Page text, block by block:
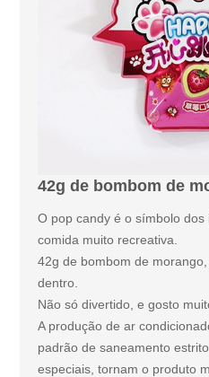
42g de bombom de
O pop candy é o símbolo dos
comida muito recreativa.
42g de bombom de
dentro.
Não só divertido, e gosto
A produção de ar
padrão de saneamento
especiais, tornam o produto